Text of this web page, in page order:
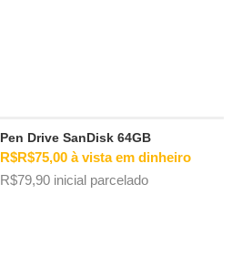
Pen Drive SanDisk 64GB
R$R$75,00 à vista em dinheiro
R$79,90 inicial parcelado